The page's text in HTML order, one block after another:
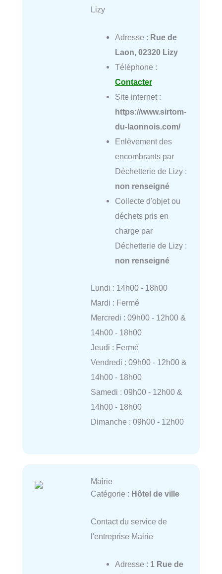
Lizy
Adresse : Rue de
Laon, 02320 Lizy
Téléphone :
Contacter
Site internet :
https://www.sirtom-
du-laonnois.com/
Enlèvement des
encombrants par
Déchetterie de Lizy :
non renseigné
Collecte d'objet ou
déchets pris en
charge par
Déchetterie de Lizy :
non renseigné
Lundi : 14h00 - 18h00
Mardi : Fermé
Mercredi : 09h00 - 12h00 &
14h00 - 18h00
Jeudi : Fermé
Vendredi : 09h00 - 12h00 &
14h00 - 18h00
Samedi : 09h00 - 12h00 &
14h00 - 18h00
Dimanche : 09h00 - 12h00
Mairie
Catégorie : Hôtel de ville
Contact du service de
l'entreprise Mairie
Adresse : 1 Rue de